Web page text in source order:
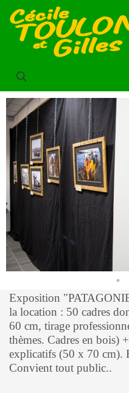
Exposition
la location : 50 cadres
60 cm, tirage
thèmes. Cadres en bois)
explicatifs (50 x 70 cm).
Convient tout public..